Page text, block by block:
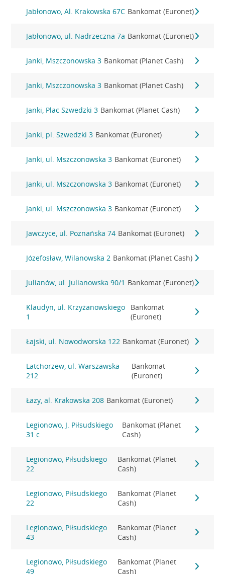
Jabłonowo, Al. Krakowska 67C Bankomat (Euronet)
Jabłonowo, ul. Nadrzeczna 7a Bankomat (Euronet)
Janki, Mszczonowska 3 Bankomat (Planet Cash)
Janki, Mszczonowska 3 Bankomat (Planet Cash)
Janki, Plac Szwedzki 3 Bankomat (Planet Cash)
Janki, pl. Szwedzki 3 Bankomat (Euronet)
Janki, ul. Mszczonowska 3 Bankomat (Euronet)
Janki, ul. Mszczonowska 3 Bankomat (Euronet)
Janki, ul. Mszczonowska 3 Bankomat (Euronet)
Jawczyce, ul. Poznańska 74 Bankomat (Euronet)
Józefosław, Wilanowska 2 Bankomat (Planet Cash)
Julianów, ul. Julianowska 90/1 Bankomat (Euronet)
Klaudyn, ul. Krzyżanowskiego
1
Bankomat
(Euronet)
Łajski, ul. Nowodworska 122 Bankomat (Euronet)
Latchorzew, ul. Warszawska
212
Bankomat
(Euronet)
Łazy, al. Krakowska 208 Bankomat (Euronet)
Legionowo, J. Piłsudskiego
31 c
Bankomat (Planet
Cash)
Legionowo, Piłsudskiego
22
Bankomat (Planet
Cash)
Legionowo, Piłsudskiego
22
Bankomat (Planet
Cash)
Legionowo, Piłsudskiego
43
Bankomat (Planet
Cash)
Legionowo, Piłsudskiego
49
Bankomat (Planet
Cash)